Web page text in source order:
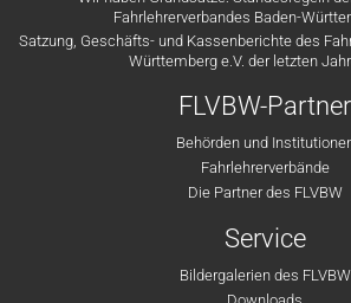
Fahrlehrerverbandes Baden-
Satzung, Geschäfts- und Kassenberichte des
Württemberg e.V. der letzten
FLVBW-Partner
Behörden und
Fahrlehrerverbände
Die Partner des FLVBW
Service
Bildergalerien des FLVBW